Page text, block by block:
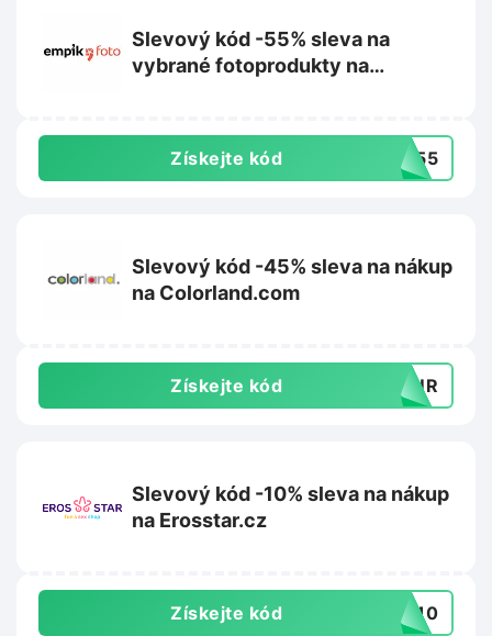
Slevový kód -55% sleva na
vybrané fotoprodukty na
Získejte kód MM55
Slevový kód -45% sleva na nákup
na Colorland.com
Získejte kód TOUR
Slevový kód -10% sleva na nákup
na Erosstar.cz
Získejte kód ci10